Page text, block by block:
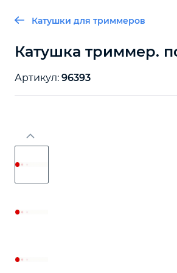
Катушки для триммеров
Катушка триммер.
Артикул: 96393